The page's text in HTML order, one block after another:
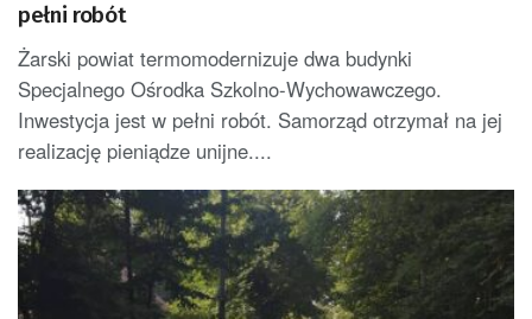
pełni robót
Żarski powiat termomodernizuje dwa budynki
Specjalnego Ośrodka Szkolno-Wychowawczego.
Inwestycja jest w pełni robót. Samorząd otrzymał na jej
realizację pieniądze unijne....